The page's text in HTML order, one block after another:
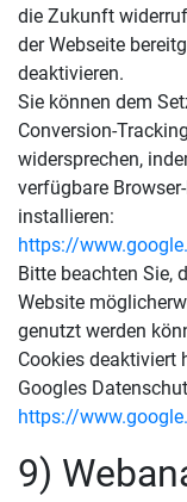
die Zukunft
der Webseite
deaktivieren.
Sie können dem
Conversion-
widersprechen,
verfügbare
installieren:
https://
Bitte beachten Sie,
Website
genutzt werden
Cookies deaktiviert
Googles
https://
9)